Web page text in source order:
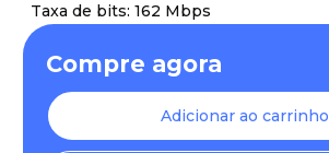
Taxa de bits: 162 Mbps
Compre agora
Adicionar ao carrinho